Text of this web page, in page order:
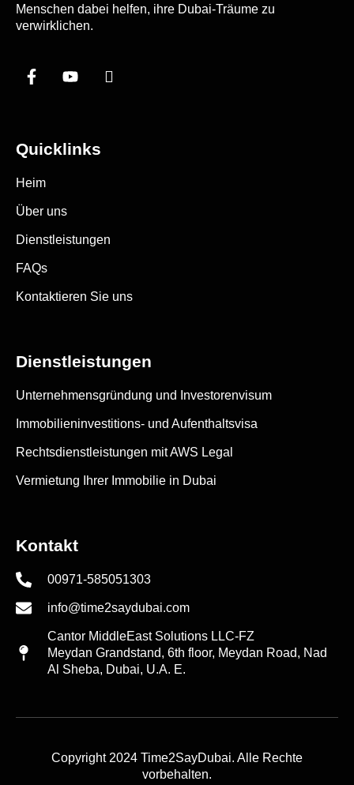
Menschen dabei helfen, ihre Dubai-Träume zu
verwirklichen.
Quicklinks
Heim
Über uns
Dienstleistungen
FAQs
Kontaktieren Sie uns
Dienstleistungen
Unternehmensgründung und Investorenvisum
Immobilieninvestitions- und Aufenthaltsvisa
Rechtsdienstleistungen mit AWS Legal
Vermietung Ihrer Immobilie in Dubai
Kontakt
00971-585051303
info@time2saydubai.com
Cantor MiddleEast Solutions LLC-FZ
Meydan Grandstand, 6th floor, Meydan Road, Nad
Al Sheba, Dubai, U.A. E.
Copyright 2024 Time2SayDubai. Alle Rechte
vorbehalten.